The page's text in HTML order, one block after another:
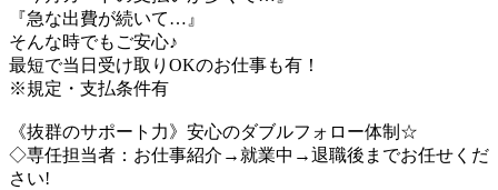
『急な出費が続いて…』
そんな時でもご安心♪
最短で当日受け取りOKのお仕事も有！
※規定・支払条件有
《抜群のサポート力》安心のダブルフォロー体制☆
◇専任担当者：お仕事紹介→就業中→退職後までお任せくだ
さい!